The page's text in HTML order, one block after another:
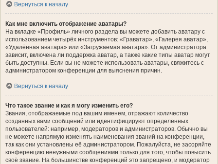
Вернуться к началу
Как мне включить отображение аватары?
На вкладке «Профиль» личного раздела вы можете добавить аватару с
использованием четырёх инструментов: «Граватар», «Галерея аватар»,
«Удалённая аватара» или «Загружаемая аватара». От администратора
зависит, включена ли поддержка аватар, а также какие типы аватар могут
быть доступны. Если вы не можете использовать аватары, свяжитесь с
администратором конференции для выяснения причин.
Вернуться к началу
Что такое звание и как я могу изменить его?
Звания, отображаемые под вашим именем, отражают количество
созданных вами сообщений или идентифицируют определённых
пользователей: например, модераторов и администраторов. Обычно вы
не можете напрямую изменять наименования званий на конференции,
так как они установлены её администратором. Пожалуйста, не засоряйте
конференцию ненужными сообщениями только для того, чтобы повысить
своё звание. На большинстве конференций это запрещено, и модератор